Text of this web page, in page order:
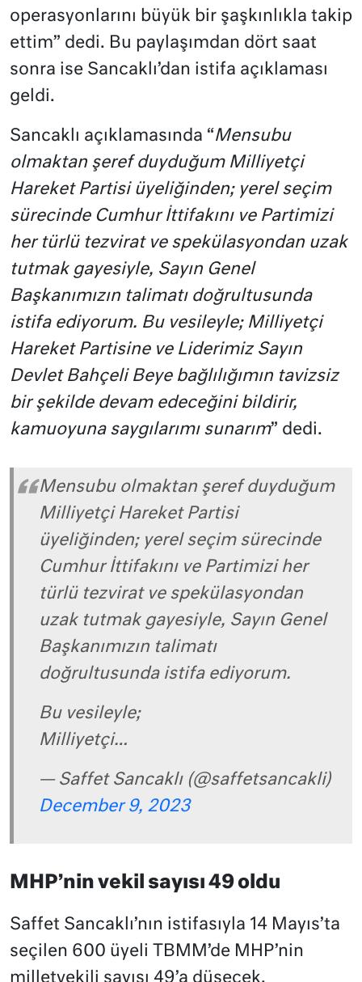
operasyonlarını büyük bir şaşkınlıkla takip
ettim” dedi. Bu paylaşımdan dört saat
sonra ise Sancaklı’dan istifa açıklaması
geldi.
Sancaklı açıklamasında “Mensubu
olmaktan şeref duyduğum Milliyetçi
Hareket Partisi üyeliğinden; yerel seçim
sürecinde Cumhur İttifakını ve Partimizi
her türlü tezvirat ve spekülasyondan uzak
tutmak gayesiyle, Sayın Genel
Başkanımızın talimatı doğrultusunda
istifa ediyorum. Bu vesileyle; Milliyetçi
Hareket Partisine ve Liderimiz Sayın
Devlet Bahçeli Beye bağlılığımın tavizsiz
bir şekilde devam edeceğini bildirir,
kamuoyuna saygılarımı sunarım” dedi.
Mensubu olmaktan şeref duyduğum
Milliyetçi Hareket Partisi
üyeliğinden; yerel seçim sürecinde
Cumhur İttifakını ve Partimizi her
türlü tezvirat ve spekülasyondan
uzak tutmak gayesiyle, Sayın Genel
Başkanımızın talimatı
doğrultusunda istifa ediyorum.
Bu vesileyle;
Milliyetçi…
— Saffet Sancaklı (@saffetsancakli)
December 9, 2023
MHP’nin vekil sayısı 49 oldu
Saffet Sancaklı’nın istifasıyla 14 Mayıs’ta
seçilen 600 üyeli TBMM’de MHP’nin
milletvekili sayısı 49’a düşecek,